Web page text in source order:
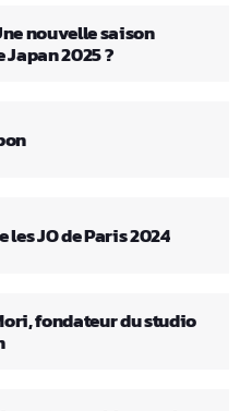
nouvelle saison
2025 ?
les JO de Paris 2024
fondateur du studio